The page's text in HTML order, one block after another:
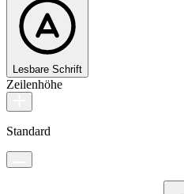
Lesbare Schrift
Zeilenhöhe
Standard